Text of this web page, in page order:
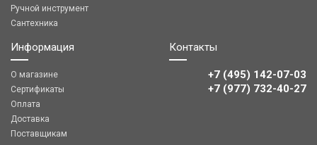
Ручной инструмент
Сантехника
Информация
О магазине
Сертификаты
Оплата
Доставка
Поставщикам
Контакты
+7 (495) 142-07-03
‎‎+7 (977) 732-40-27